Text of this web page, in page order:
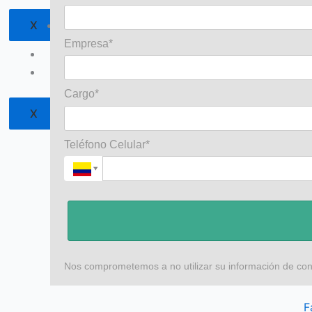
X
Venta Online
X
Empresa*
Cargo*
Teléfono Celular*
Nos comprometemos a no utilizar su información de